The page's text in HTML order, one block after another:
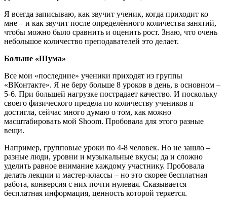
Я всегда записываю, как звучит ученик, когда приходит ко
мне – и как звучит после определённого количества занятий,
чтобы можно было сравнить и оценить рост. Знаю, что очень
небольшое количество преподавателей это делает.
Больше «Шума»
Все мои «последние» ученики приходят из группы
«ВКонтакте». Я не беру больше 8 уроков в день, в основном –
5-6. При большей нагрузке пострадает качество. И поскольку
своего физического предела по количеству учеников я
достигла, сейчас много думаю о том, как можно
масштабировать мой Shoom. Пробовала для этого разные
вещи.
Например, групповые уроки по 4-8 человек. Но не зашло –
разные люди, уровни и музыкальные вкусы; да и сложно
уделить равное внимание каждому участнику. Пробовала
делать лекции и мастер-классы – но это скорее бесплатная
работа, конверсия с них почти нулевая. Сказывается
бесплатная информация, ценность которой теряется.